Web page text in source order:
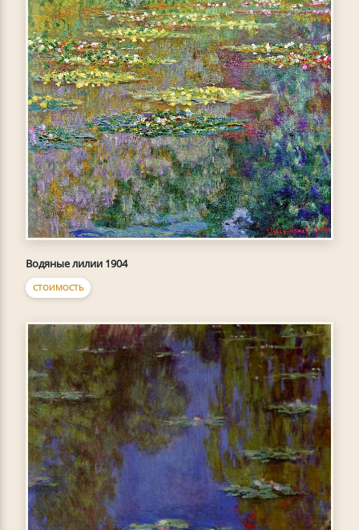
Водяные лилии 1904
СТОИМОСТЬ